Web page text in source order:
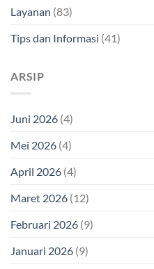
Layanan (83)
Tips dan Informasi (41)
ARSIP
Juni 2026 (4)
Mei 2026 (4)
April 2026 (4)
Maret 2026 (12)
Februari 2026 (9)
Januari 2026 (9)